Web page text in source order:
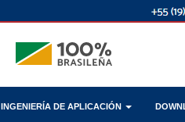
INGENIERÍA DE APLICACIÓN